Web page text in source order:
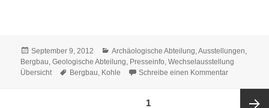
Veröffentlicht
am
September 9, 2012 Kategorien
Archäologische Abteilung,Ausstellungen,
Bergbau,Geologische Abteilung, Presseinfo,Wechselausstellung
Übersicht
Schlagwörter
Bergbau, Kohle Schreibe einen Kommentarzu Schicht
1